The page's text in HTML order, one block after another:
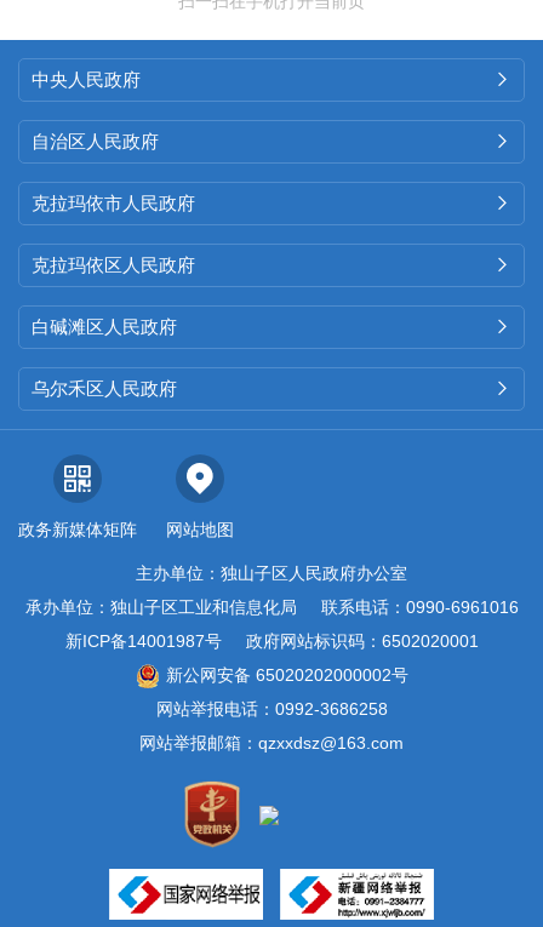
中央人民政府 
自治区人民政府 
克拉玛依市人民政府 
克拉玛依区人民政府 
白碱滩区人民政府 
乌尔禾区人民政府 
政务新媒体矩阵 网站地图
主办单位：独山子区人民政府办公室
承办单位：独山子区工业和信息化局
联系电话：0990-6961016
新ICP备14001987号
政府网站标识码：6502020001
新公网安备 65020202000002号
网站举报电话：0992-3686258
网站举报邮箱：qzxxdsz@163.com